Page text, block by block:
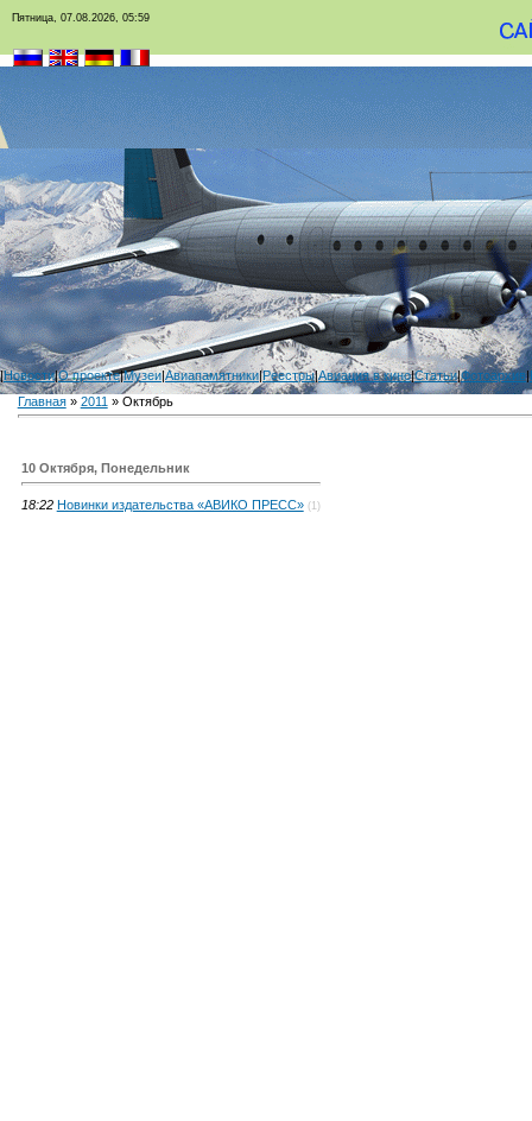
Пятница, 07.08.2026, 05:59
|Новости|О проекте|Музеи|Авиапамятники|Реестры|Авиация в кино|Статьи|Фотоархив|
Главная» 2011 » Октябрь
10 Октября, Понедельник
18:22 Новинки издательства «АВИКО ПРЕСС» (1)